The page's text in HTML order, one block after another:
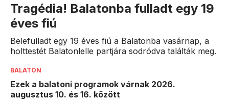
Tragédia! Balatonba fulladt egy 19
éves fiú
Belefulladt egy 19 éves fiú a Balatonba vasárnap, a
holttestét Balatonlelle partjára sodródva találták meg.
BALATON
Ezek a balatoni programok várnak 2026.
augusztus 10. és 16. között